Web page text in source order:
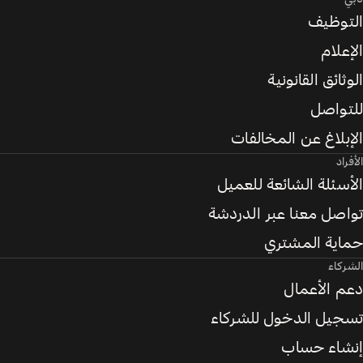
التوظيف
الإعلام
الوثائق القانونية
للتواصل
الإبلاغ عن المخالفات
الأفراد
الأسئلة الشائعة للعميل
تواصل معنا عبر الدردشة
حماية المشتري
الشركاء
دعم الأعمال
تسجيل الدخول للشركاء
إنشاء حساب